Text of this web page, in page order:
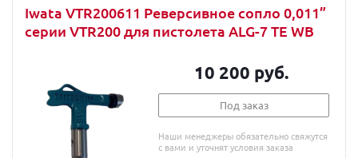
Iwata VTR200611 Реверсивное сопло 0,011”
серии VTR200 для пистолета ALG-7 TE WB
10 200 руб.
Под заказ
Наши менеджеры обязательно свяжутся
с вами и уточнят условия заказа